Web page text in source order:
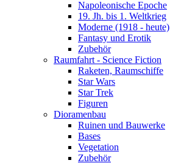
Napoleonische Epoche
19. Jh. bis 1. Weltkrieg
Moderne (1918 - heute)
Fantasy und Erotik
Zubehör
Raumfahrt - Science Fiction
Raketen, Raumschiffe
Star Wars
Star Trek
Figuren
Dioramenbau
Ruinen und Bauwerke
Bases
Vegetation
Zubehör